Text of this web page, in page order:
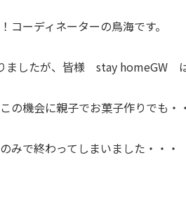
コーディネーターの鳥海です。
ましたが、皆様 stay homeGW
の機会に親子でお菓子作りでも・
みで終わってしまいました・・・